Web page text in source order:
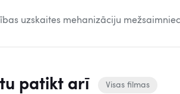
uzskaites mehanizāciju
patikt arī Visas filmas